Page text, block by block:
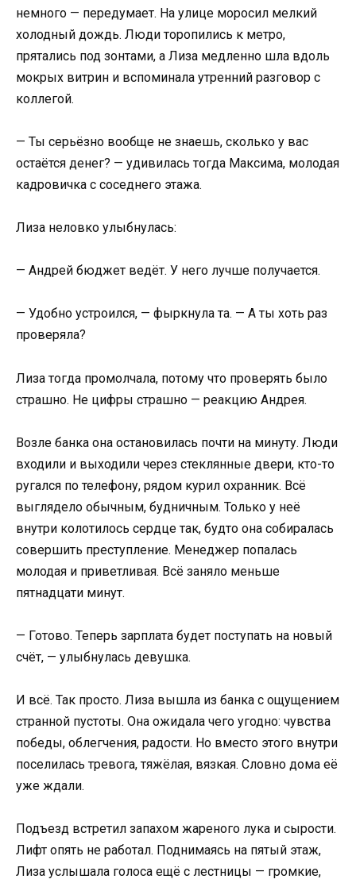
немного — передумает. На улице моросил мелкий
холодный дождь. Люди торопились к метро,
прятались под зонтами, а Лиза медленно шла вдоль
мокрых витрин и вспоминала утренний разговор с
коллегой.
— Ты серьёзно вообще не знаешь, сколько у вас
остаётся денег? — удивилась тогда Максима, молодая
кадровичка с соседнего этажа.
Лиза неловко улыбнулась:
— Андрей бюджет ведёт. У него лучше получается.
— Удобно устроился, — фыркнула та. — А ты хоть раз
проверяла?
Лиза тогда промолчала, потому что проверять было
страшно. Не цифры страшно — реакцию Андрея.
Возле банка она остановилась почти на минуту. Люди
входили и выходили через стеклянные двери, кто-то
ругался по телефону, рядом курил охранник. Всё
выглядело обычным, будничным. Только у неё
внутри колотилось сердце так, будто она собиралась
совершить преступление. Менеджер попалась
молодая и приветливая. Всё заняло меньше
пятнадцати минут.
— Готово. Теперь зарплата будет поступать на новый
счёт, — улыбнулась девушка.
И всё. Так просто. Лиза вышла из банка с ощущением
странной пустоты. Она ожидала чего угодно: чувства
победы, облегчения, радости. Но вместо этого внутри
поселилась тревога, тяжёлая, вязкая. Словно дома её
уже ждали.
Подъезд встретил запахом жареного лука и сырости.
Лифт опять не работал. Поднимаясь на пятый этаж,
Лиза услышала голоса ещё с лестницы — громкие,